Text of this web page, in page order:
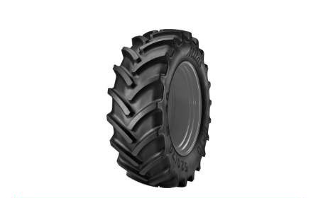
Bildergalerie überspringen